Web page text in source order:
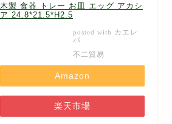
木製 食器 トレー お皿 エッグ アカシ
ア 24.8*21.5*H2.5
posted with カエレ
バ
不二貿易
Amazon
楽天市場